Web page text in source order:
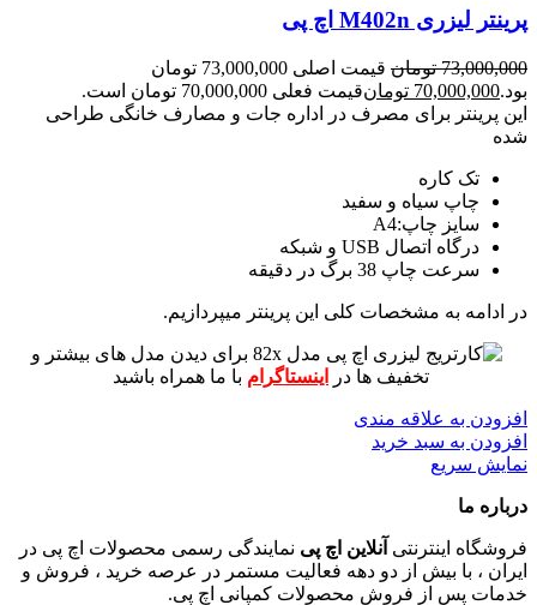
پرینتر لیزری M402n اچ پی
73,000,000 تومان
قیمت اصلی 73,000,000 تومان
بود.70,000,000 تومانقیمت فعلی 70,000,000 تومان است.
این پرینتر برای مصرف در اداره جات و مصارف خانگی طراحی
شده
تک کاره
چاپ سیاه و سفید
سایز چاپ:A4
درگاه اتصال USB و شبکه
سرعت چاپ 38 برگ در دقیقه
در ادامه به مشخصات کلی این پرینتر میپردازیم.
برای دیدن مدل های بیشتر و
تخفیف ها در
اینستاگرام با ما همراه باشید
افزودن به علاقه مندی
افزودن به سبد خرید
نمایش سریع
درباره ما
فروشگاه اینترنتی آنلاین اچ پی نمایندگی رسمی محصولات اچ پی در
ایران ، با بیش از دو دهه فعالیت مستمر در عرصه خرید ، فروش و
خدمات پس از فروش محصولات کمپانی اچ پی.